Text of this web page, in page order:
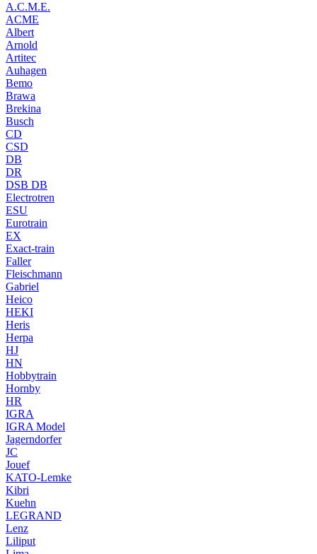
A.C.M.E.
ACME
Albert
Arnold
Artitec
Auhagen
Bemo
Brawa
Brekina
Busch
CD
CSD
DB
DR
DSB DB
Electrotren
ESU
Eurotrain
EX
Exact-train
Faller
Fleischmann
Gabriel
Heico
HEKI
Heris
Herpa
HJ
HN
Hobbytrain
Hornby
HR
IGRA
IGRA Model
Jagerndorfer
JC
Jouef
KATO-Lemke
Kibri
Kuehn
LEGRAND
Lenz
Liliput